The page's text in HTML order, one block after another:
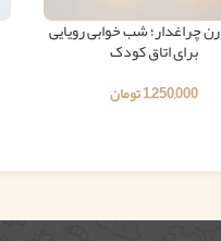
چراغدار؛ شب خوابی رویایی
برای اتاق کودک
1,250,000تومان